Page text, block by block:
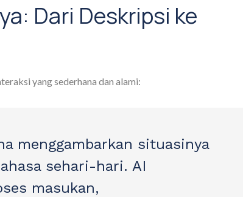
Dari Deskripsi ke
yang sederhana dan alami:
menggambarkan situasinya
sehari-hari. AI
masukan,